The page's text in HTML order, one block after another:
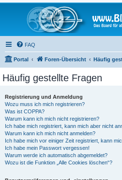
FAQ
Portal Foren-Übersicht Häufig
Häufig gestellte Fragen
Registrierung und Anmeldung
Wozu muss ich mich registrieren?
Was ist COPPA?
Warum kann ich mich nicht registrieren?
Ich habe mich registriert, kann mich aber nicht
Warum kann ich mich nicht anmelden?
Ich habe mich vor einiger Zeit registriert, kann
Ich habe mein Passwort vergessen!
Warum werde ich automatisch abgemeldet?
Wozu ist die Funktion „Alle Cookies löschen“?